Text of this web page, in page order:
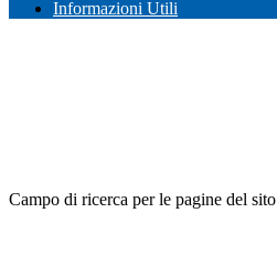
Informazioni Utili
Campo di ricerca per le pagine del sito